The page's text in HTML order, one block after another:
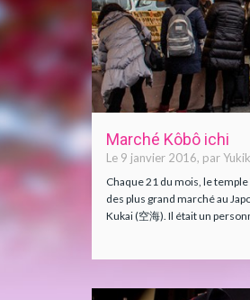
Marché Kôbô ichi
Le 9 janvier 2016, par
Chaque 21 du mois, le
des plus grand marché au
Kukai (空海). Il était un